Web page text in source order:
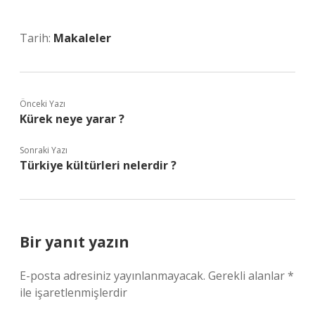
Tarih: Makaleler
Önceki Yazı
Kürek neye yarar ?
Sonraki Yazı
Türkiye kültürleri nelerdir ?
Bir yanıt yazın
E-posta adresiniz yayınlanmayacak. Gerekli alanlar*
ile işaretlenmişlerdir